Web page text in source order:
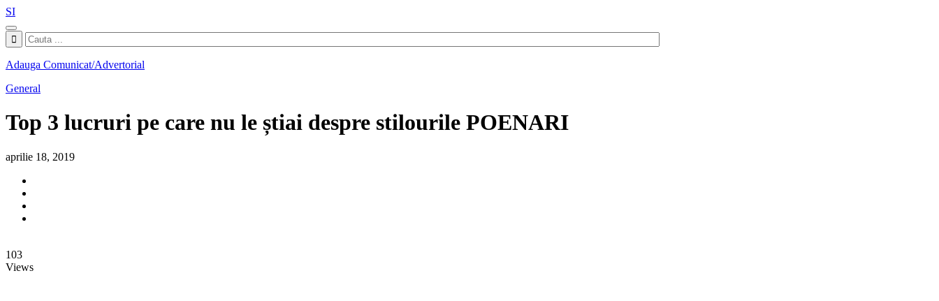
SI
Adauga Comunicat/Advertorial
General
Top 3 lucruri pe care nu le știai despre stilourile POENARI
aprilie 18, 2019
103
Views